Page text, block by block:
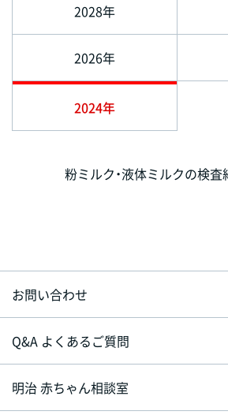
2028年
2026年
2024年
粉ミルク・液体ミルクの検
お問い合わせ
Q&A よくあるご質問
明治 赤ちゃん相談室